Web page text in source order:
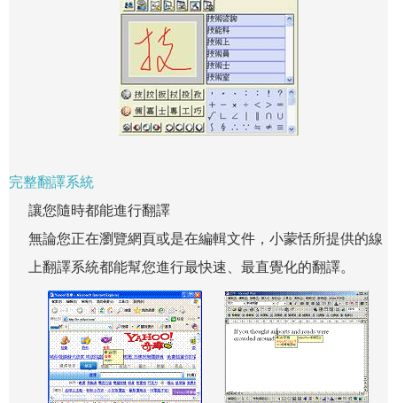
完整翻譯系統
讓您隨時都能進行翻譯
無論您正在瀏覽網頁或是在編輯文件，小蒙恬所提供的線
上翻譯系統都能幫您進行最快速、最直覺化的翻譯。